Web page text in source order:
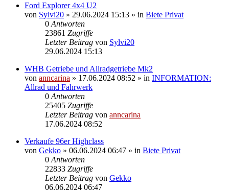
Ford Explorer 4x4 U2
von Sylvi20 » 29.06.2024 15:13 » in Biete Privat
0 Antworten
23861 Zugriffe
Letzter Beitrag von Sylvi20
29.06.2024 15:13
WHB Getriebe und Allradgetriebe Mk2
von anncarina » 17.06.2024 08:52 » in INFORMATION:
Allrad und Fahrwerk
0 Antworten
25405 Zugriffe
Letzter Beitrag von anncarina
17.06.2024 08:52
Verkaufe 96er Highclass
von Gekko » 06.06.2024 06:47 » in Biete Privat
0 Antworten
22833 Zugriffe
Letzter Beitrag von Gekko
06.06.2024 06:47